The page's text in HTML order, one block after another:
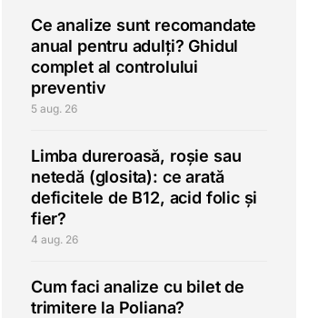
Ce analize sunt recomandate
anual pentru adulți? Ghidul
complet al controlului
preventiv
5 aug. 26
Limba dureroasă, roșie sau
netedă (glosita): ce arată
deficitele de B12, acid folic și
fier?
4 aug. 26
Cum faci analize cu bilet de
trimitere la Poliana?